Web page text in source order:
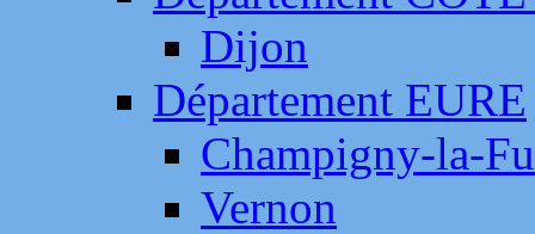
Dijon
Département EURE
Champigny-la-
Vernon